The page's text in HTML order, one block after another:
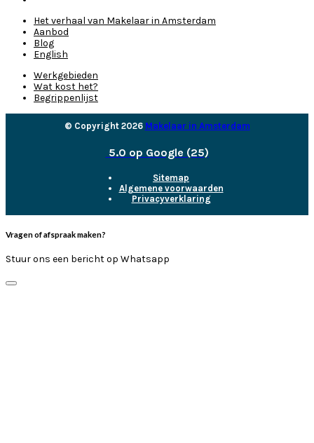
Het verhaal van Makelaar in Amsterdam
Aanbod
Blog
English
Werkgebieden
Wat kost het?
Begrippenlijst
© Copyright 2026 Makelaar in Amsterdam
5.0 op Google (25)
Sitemap
Algemene voorwaarden
Privacyverklaring
Vragen of afspraak maken?
Stuur ons een bericht op Whatsapp